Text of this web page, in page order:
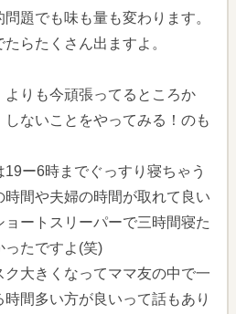
題でも味も量も変わります。
らたくさん出ますよ。
りも今頑張ってるところか
ないことをやってみる！のも
ー6時までぐっすり寝ちゃう
間や夫婦の時間が取れて良い
ートスリーパーで三時間寝た
ったですよ(笑)
ク大きくなってママ友の中で一
間多い方が良いって話もあり